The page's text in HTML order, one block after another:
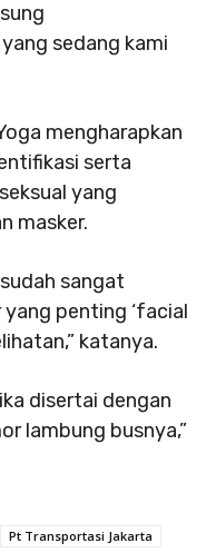
sedang kami
mengharapkan
serta
yang
masker.
sangat
yang penting ‘facial
katanya.
disertai dengan
lambung busnya,”
Pt Transportasi Jakarta